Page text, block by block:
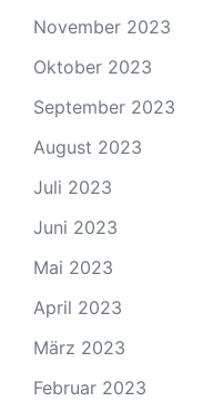
November 2023
Oktober 2023
September 2023
August 2023
Juli 2023
Juni 2023
Mai 2023
April 2023
März 2023
Februar 2023